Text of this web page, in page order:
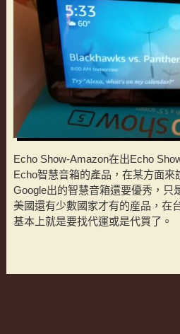
Echo Show-Amazon在出Echo
Echo智慧音箱的產品，在某方面來
Google出的智慧音箱還要優秀，只
美國還有少數國家才有的産品，在
基本上就是要找代運或是代買了。